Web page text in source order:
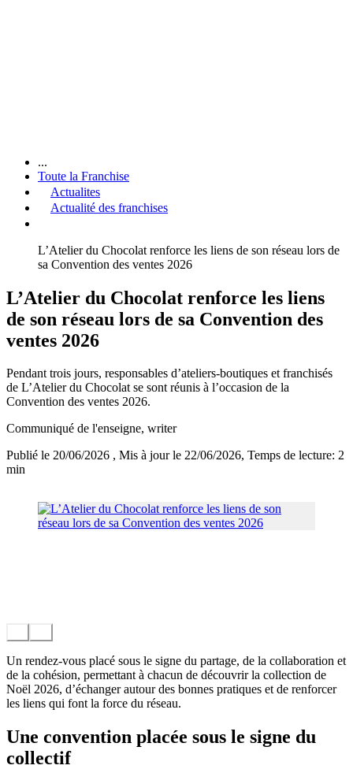
...
Toute la Franchise
Actualites
Actualité des franchises
L’Atelier du Chocolat renforce les liens de son réseau lors de
sa Convention des ventes 2026
L’Atelier du Chocolat renforce les liens
de son réseau lors de sa Convention des
ventes 2026
Pendant trois jours, responsables d’ateliers-boutiques et franchisés
de L’Atelier du Chocolat se sont réunis à l’occasion de la
Convention des ventes 2026.
Communiqué de l'enseigne, writer
Publié le 20/06/2026 , Mis à jour le 22/06/2026, Temps de lecture: 2
min
Un rendez-vous placé sous le signe du partage, de la collaboration et
de la cohésion, permettant à chacun de découvrir la collection de
Noël 2026, d’échanger autour des bonnes pratiques et de renforcer
les liens qui font la force du réseau.
Une convention placée sous le signe du
collectif